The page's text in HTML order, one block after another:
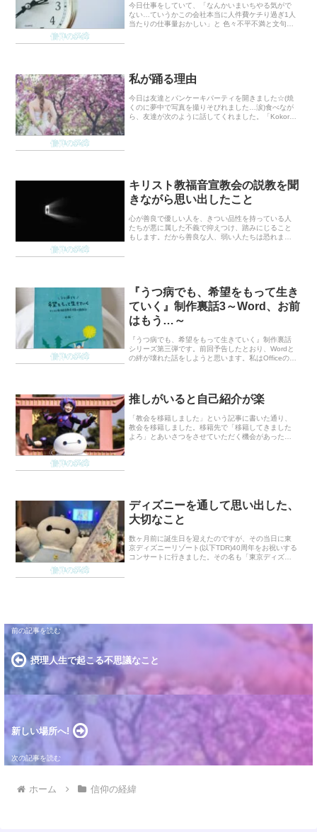
信仰の経緯
今日仕事をしていて、「なんかいまいちやる気がで
ない…ていうかこの会社本当に人件費ケチり過ぎ1人
当たりの仕事量おかしい」と 色々不平不満と文句が
信仰の経緯
私が踊る理由
今日は友達とパンケーキパーティを開きました☆(焼
くのに夢中で写真を撮りそびれました…涙)食べなが
ら、友達が次のように話してくれました。「Kokoro
信仰の経緯
キリスト教福音宣教会の説教を聞
きながら思い出したこと
心が善良で優しい人を、きつい品性を持っている人
たちが悪に属した不義で抑えつけ、踏みにじること
もします。だから善良な人、弱い人たちは恐れま
信仰の経緯
『うつ病でも、希望をもって生き
ていく』制作裏話3～Word、お前
はもう…～
『うつ病でも、希望をもって生きていく』制作裏話
シリーズ第三弾です。前回予告したとおり、Wordと
の絆が壊れた話をしようと思います。私はOfficeの
信仰の経緯
推しがいると自己紹介が楽
「教会を移籍しました」という記事に書いた通り、
教会を移籍しました。移籍先で「移籍してきました
よろ」とあいさつをさせていただく機会があったの
信仰の経緯
ディズニーを通して思い出した、
大切なこと
数ヶ月前に誕生日を迎えたのですが、その当日に東
京ディズニーリゾート(以下TDR)40周年をお祝いする
コンサートに行きました。その名も「東京ディズニ
摂理人生で起こる不思議なこと
新しい場所へ!
ホーム 信仰の経緯